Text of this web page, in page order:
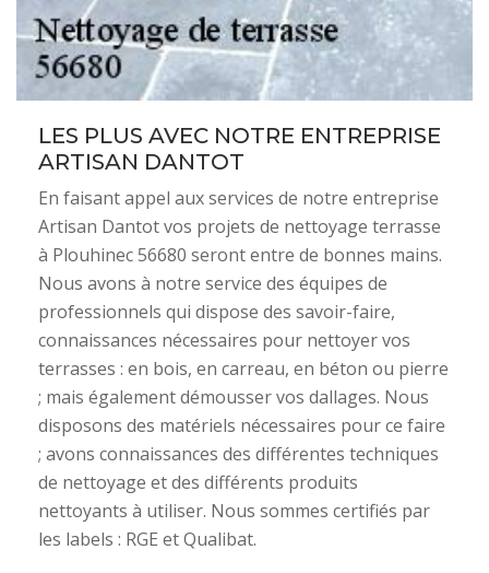
LES PLUS AVEC NOTRE ENTREPRISE
ARTISAN DANTOT
En faisant appel aux services de notre entreprise
Artisan Dantot vos projets de nettoyage terrasse
à Plouhinec 56680 seront entre de bonnes mains.
Nous avons à notre service des équipes de
professionnels qui dispose des savoir-faire,
connaissances nécessaires pour nettoyer vos
terrasses : en bois, en carreau, en béton ou pierre
; mais également démousser vos dallages. Nous
disposons des matériels nécessaires pour ce faire
; avons connaissances des différentes techniques
de nettoyage et des différents produits
nettoyants à utiliser. Nous sommes certifiés par
les labels : RGE et Qualibat.